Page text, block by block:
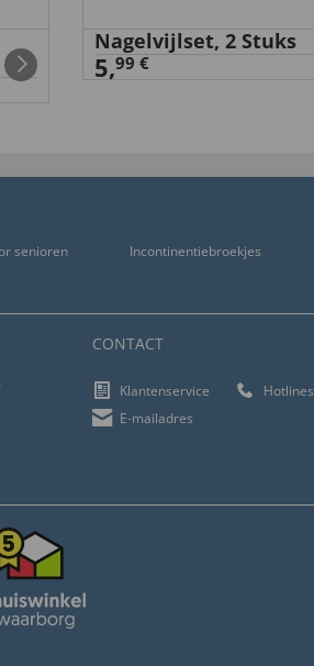
Nagelvijlset, 2 Stuks
5,99 €
senioren
Incontinentiebroekjes
CONTACT
Klantenservice
Hotlines
E-mailadres